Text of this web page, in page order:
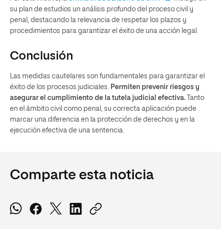
su plan de estudios un análisis profundo del proceso civil y
penal, destacando la relevancia de respetar los plazos y
procedimientos para garantizar el éxito de una acción legal.
Conclusión
Las medidas cautelares son fundamentales para garantizar el
éxito de los procesos judiciales. Permiten prevenir riesgos y
asegurar el cumplimiento de la tutela judicial efectiva. Tanto
en el ámbito civil como penal, su correcta aplicación puede
marcar una diferencia en la protección de derechos y en la
ejecución efectiva de una sentencia.
Comparte esta noticia